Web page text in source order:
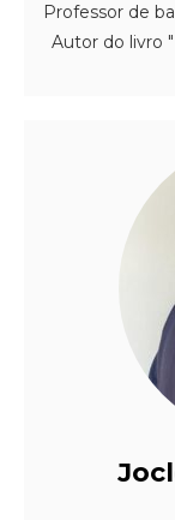
Professor de
Autor do livro